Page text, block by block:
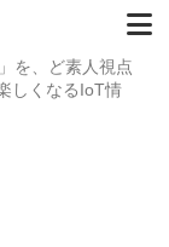
を、ど素人視点
しくなるIoT情